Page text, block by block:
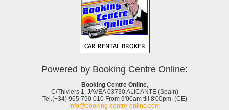
Powered by Booking Centre Online:
Booking Centre Online,
C/Thiviers 1, JAVEA 03730 ALICANTE (Spain)
Tel.(+34) 965 790 010 From 9'00am till 8'00pm. (CE)
info@booking-centre-online.com